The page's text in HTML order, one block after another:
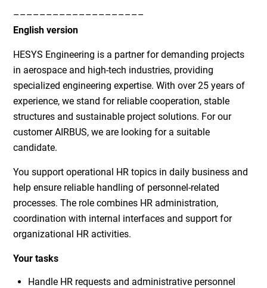
––––––––––––––––––––
English version
HESYS Engineering is a partner for demanding projects
in aerospace and high-tech industries, providing
specialized engineering expertise. With over 25 years of
experience, we stand for reliable cooperation, stable
structures and sustainable project solutions. For our
customer AIRBUS, we are looking for a suitable
candidate.
You support operational HR topics in daily business and
help ensure reliable handling of personnel-related
processes. The role combines HR administration,
coordination with internal interfaces and support for
organizational HR activities.
Your tasks
Handle HR requests and administrative personnel